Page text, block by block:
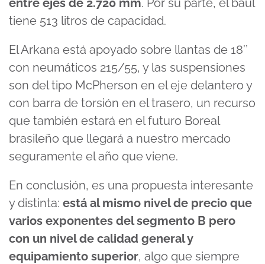
entre ejes de 2.720 mm. Por su parte, el baúl
tiene 513 litros de capacidad.
El Arkana está apoyado sobre llantas de 18’’
con neumáticos 215/55, y las suspensiones
son del tipo McPherson en el eje delantero y
con barra de torsión en el trasero, un recurso
que también estará en el futuro Boreal
brasileño que llegará a nuestro mercado
seguramente el año que viene.
En conclusión, es una propuesta interesante
y distinta: está al mismo nivel de precio que
varios exponentes del segmento B pero
con un nivel de calidad general y
equipamiento superior, algo que siempre